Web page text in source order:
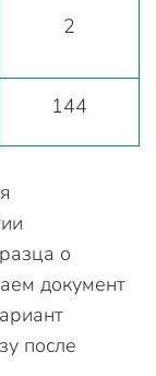
2
144
о
документ
после